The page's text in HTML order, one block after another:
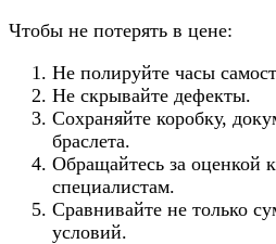
Чтобы не потерять в цене:
Не полируйте часы
Не скрывайте дефекты.
Сохраняйте коробку,
браслета.
Обращайтесь за оценкой
специалистам.
Сравнивайте не только
условий.